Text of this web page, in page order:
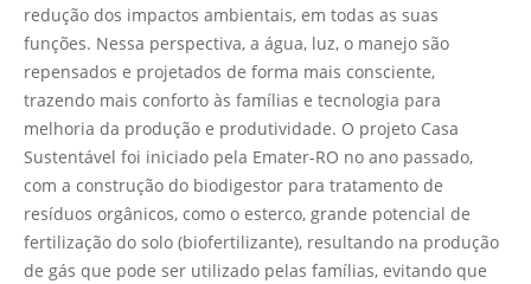
redução dos impactos ambientais, em todas as suas
funções. Nessa perspectiva, a água, luz, o manejo são
repensados e projetados de forma mais consciente,
trazendo mais conforto às famílias e tecnologia para
melhoria da produção e produtividade. O projeto Casa
Sustentável foi iniciado pela Emater-RO no ano passado,
com a construção do biodigestor para tratamento de
resíduos orgânicos, como o esterco, grande potencial de
fertilização do solo (biofertilizante), resultando na produção
de gás que pode ser utilizado pelas famílias, evitando que